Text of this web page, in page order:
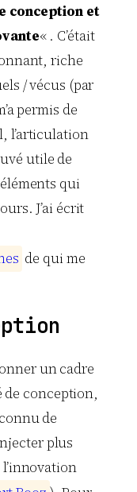
conception et
« . C’était
riche
/ vécus (par
permis de
l’articulation
utile de
qui
J’ai écrit
es de qui me
un cadre
de conception,
de
plus
l’innovation